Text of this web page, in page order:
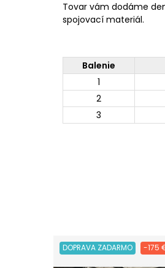
Tovar vám dodáme
spojovací materiál.
Balenie
1
2
3
DOPRAVA ZADARMO -175